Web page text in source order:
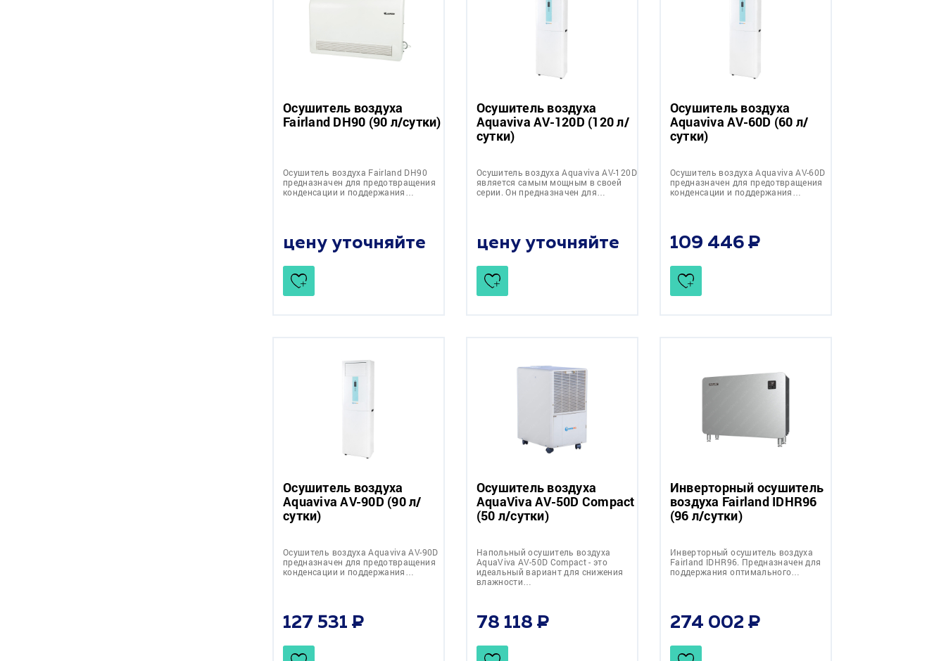
Осушитель воздуха
Fairland DH90 (90 л/cутки)
Осушитель воздуха Fairland DH90
предназначен для предотвращения
конденсации и поддержания…
цену уточняйте
Осушитель воздуха
Aquaviva AV-120D (120 л/
сутки)
Осушитель воздуха Aquaviva AV-120D
является самым мощным в своей
серии. Он предназначен для…
цену уточняйте
Осушитель воздуха
Aquaviva AV-60D (60 л/
сутки)
Осушитель воздуха Aquaviva AV-60D
предназначен для предотвращения
конденсации и поддержания…
109 446
Осушитель воздуха
Aquaviva AV-90D (90 л/
сутки)
Осушитель воздуха Aquaviva AV-90D
предназначен для предотвращения
конденсации и поддержания…
127 531
Осушитель воздуха
AquaViva AV-50D Compact
(50 л/сутки)
Напольный осушитель воздуха
AquaViva AV-50D Compact - это
идеальный вариант для снижения
влажности…
78 118
Инверторный осушитель
воздуха Fairland IDHR96
(96 л/сутки)
Инверторный осушитель воздуха
Fairland IDHR96. Предназначен для
поддержания оптимального…
274 002